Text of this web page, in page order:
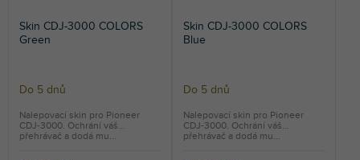
Skin CDJ-3000 COLORS
Green
Do 5 dnů
Nalepovací skin pro Pioneer
CDJ-3000. Ochrání váš
přehrávač a dodá mu...
Skin CDJ-3000 COLORS
Blue
Do 5 dnů
Nalepovací skin pro Pioneer
CDJ-3000. Ochrání váš
přehrávač a dodá mu...